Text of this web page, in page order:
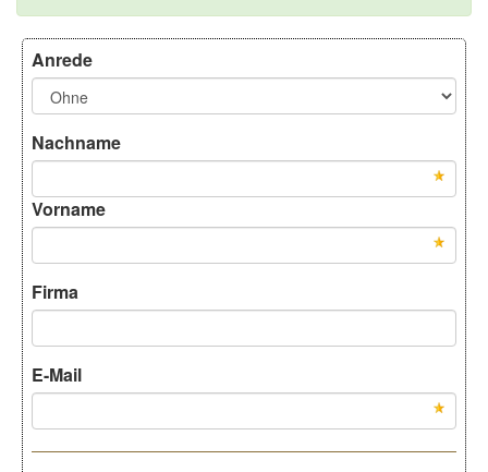
Anrede
Nachname
Vorname
Firma
E-Mail